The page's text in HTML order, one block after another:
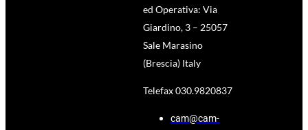
ed Operativa: Via
Giardino, 3 – 25057
Sale Marasino
(Brescia) Italy
Telefax 030.9820837
cam@cam-